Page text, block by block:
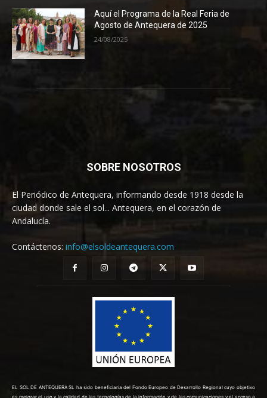
Aquí el Programa de la Real Feria de
Agosto de Antequera de 2025
24/08/2025
SOBRE NOSOTROS
El Periódico de Antequera, informando desde 1918 desde la
ciudad donde sale el sol... Antequera, en el corazón de
Andalucía.
Contáctenos: info@elsoldeantequera.com
EL SOL DE ANTEQUERA SL ha sido beneficiaria del Fondo Europeo de Desarrollo Regional cuyo objetivo
es mejorar el uso y la calidad de las tecnologías de la información y de las comunicaciones y el acceso a